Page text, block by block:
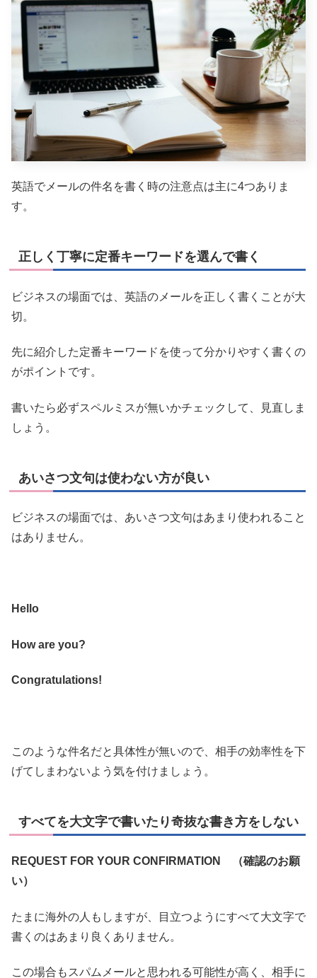
英語でメールの件名を書く時の注意点は主に4つありま
す。
正しく丁寧に定番キーワードを選んで書く
ビジネスの場面では、英語のメールを正しく書くことが大
切。
先に紹介した定番キーワードを使って分かりやすく書くの
がポイントです。
書いたら必ずスペルミスが無いかチェックして、見直しま
しょう。
あいさつ文句は使わない方が良い
ビジネスの場面では、あいさつ文句はあまり使われること
はありません。
Hello
How are you?
Congratulations!
このような件名だと具体性が無いので、相手の効率性を下
げてしまわないよう気を付けましょう。
すべてを大文字で書いたり奇抜な書き方をしない
REQUEST FOR YOUR CONFIRMATION （確認のお願
い）
たまに海外の人もしますが、目立つようにすべて大文字で
書くのはあまり良くありません。
この場合もスパムメールと思われる可能性が高く、相手に